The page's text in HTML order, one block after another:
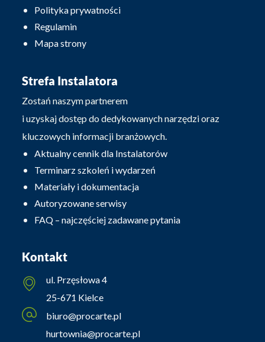
Polityka prywatności
Regulamin
Mapa strony
Strefa Instalatora
Zostań naszym partnerem
i uzyskaj dostęp do dedykowanych narzędzi oraz
kluczowych informacji branżowych.
Aktualny cennik dla Instalatorów
Terminarz szkoleń i wydarzeń
Materiały i dokumentacja
Autoryzowane serwisy
FAQ – najczęściej zadawane pytania
Kontakt
ul. Przęsłowa 4
25-671 Kielce
biuro@procarte.pl
hurtownia@procarte.pl